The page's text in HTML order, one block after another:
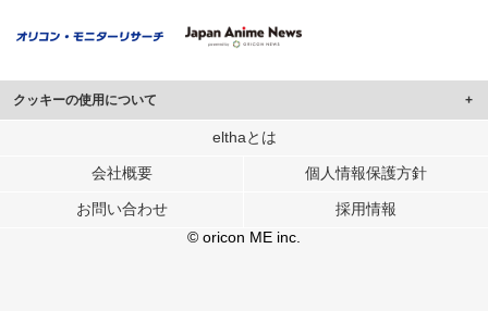
クッキーの使用について
このサイトでは Cookie を使用して、ユーザーに合わせたコンテンツや広告の
行っています。
メディアや広告配信、データ解析の各パートナーに提供しています。
各パートナーは、この情報とユーザーが各パートナーに提供した他の情報や、
ユーザーが各パートナーのサービスを使用したときに収集した他の情報を組み
elthaとは
会社概要 個人情報保護方針
お問い合わせ
採用情報
© oricon ME inc.